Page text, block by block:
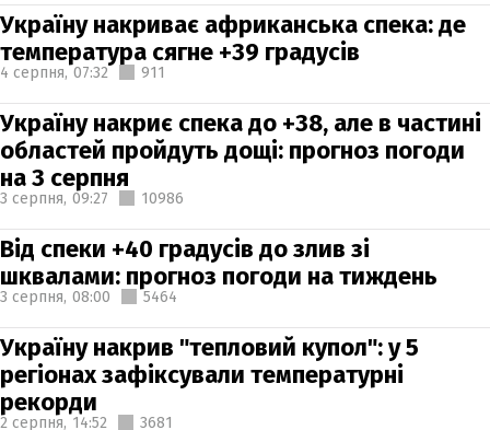
Україну накриває африканська спека: де
температура сягне +39 градусів
4 серпня, 07:32 911
Україну накриє спека до +38, але в частині
областей пройдуть дощі: прогноз погоди
на 3 серпня
3 серпня, 09:27 10986
Від спеки +40 градусів до злив зі
шквалами: прогноз погоди на тиждень
3 серпня, 08:00 5464
Україну накрив "тепловий купол": у 5
регіонах зафіксували температурні
рекорди
2 серпня, 14:52 3681